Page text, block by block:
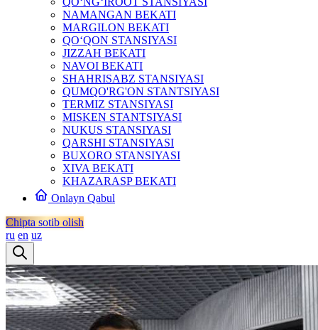
NAMANGAN BEKATI
MARGILON BEKATI
QO‘QON STANSIYASI
JIZZAH BEKATI
NAVOI BEKATI
SHAHRISABZ STANSIYASI
QUMQO'RG'ON STANTSIYASI
TERMIZ STANSIYASI
MISKEN STANTSIYASI
NUKUS STANSIYASI
QARSHI STANSIYASI
BUXORO STANSIYASI
XIVA BEKATI
KHAZARASP BEKATI
Onlayn Qabul
Chipta sotib olish
ru en uz